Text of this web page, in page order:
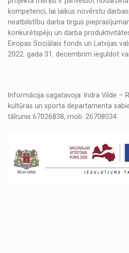
kompetenci, lai laikus novērstu
neatbilstību darba tirgus
konkurētspēju un darba
Eiropas Sociālais fonds un Latvijas
2022. gada 31. decembrim ieguldot
Informācija sagatavoja: Indra Vilde –
kultūras un sporta departamenta
tālrunis 67026838, mob. 26708034.